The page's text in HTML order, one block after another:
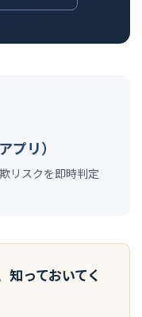
プリ）
リスクを即時判定
知っておいてく